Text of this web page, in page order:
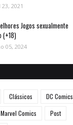
2021
Jogos sexualmente
(+18)
05, 2024
Clássicos
DC Comics
Marvel Comics
Post